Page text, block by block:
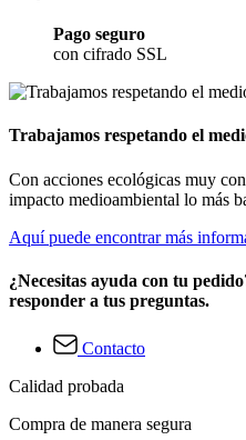
Pago seguro
con cifrado SSL
Trabajamos respetando el
Con acciones ecológicas muy
impacto medioambiental lo más
Aquí puede encontrar más
¿Necesitas ayuda con tu
responder a tus preguntas.
Contacto
Calidad probada
Compra de manera segura